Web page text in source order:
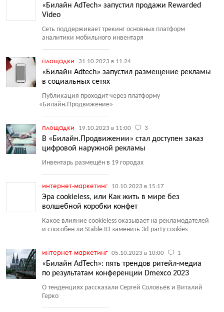
«Билайн AdTech» запустил продажи Rewarded
Video
Сеть поддерживает трекинг основных платформ
аналитики мобильного инвентаря
площадки 31.10.2023 в 11:24
«Билайн Adtech» запустил размещение рекламы
в социальных сетях
Публикация проходит через платформу
«Билайн.Продвижение»
площадки 19.10.2023 в 11:00 3
В «Билайн.Продвижении» стал доступен заказ
цифровой наружной рекламы
Инвентарь размещён в 19 городах
интернет-маркетинг 10.10.2023 в 15:17
Эра cookieless, или Как жить в мире без
волшебной коробки конфет
Какое влияние cookieless оказывает на рекламодателей
и способен ли Stable ID заменить 3d-party cookies
интернет-маркетинг 05.10.2023 в 10:00 1
«Билайн AdTech»: пять трендов ритейл-медиа
по результатам конференции Dmexco 2023
О тенденциях рассказали Сергей Соловьёв и Виталий
Герко